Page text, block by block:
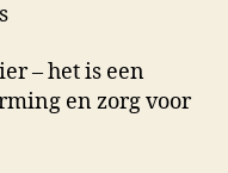
– het is een
en zorg voor